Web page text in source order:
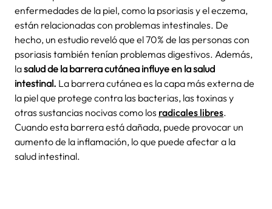
enfermedades de la piel, como la psoriasis y el eczema,
están relacionadas con problemas intestinales. De
hecho, un estudio reveló que el 70% de las personas con
psoriasis también tenían problemas digestivos. Además,
lasalud de la barrera cutánea influye en la salud
intestinal. La barrera cutánea es la capa más externa de
la piel que protege contra las bacterias, las toxinas y
otras sustancias nocivas como los radicales libres.
Cuando esta barrera está dañada, puede provocar un
aumento de la inflamación, lo que puede afectar a la
salud intestinal.